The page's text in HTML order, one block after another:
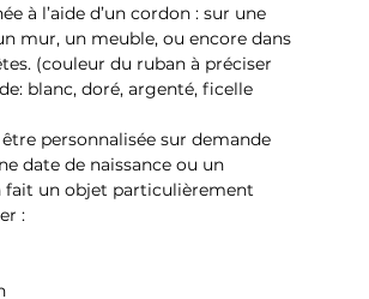
à l’aide d’un cordon : sur une
mur, un meuble, ou encore dans
(couleur du ruban à préciser
blanc, doré, argenté, ficelle
personnalisée sur demande
date de naissance ou un
fait un objet particulièrement
: